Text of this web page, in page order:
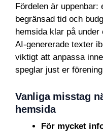
Fördelen är
begränsad tid och
hemsida klar på
AI-genererade texter
viktigt att anpassa
speglar just er
Vanliga misstag
hemsida
För mycket